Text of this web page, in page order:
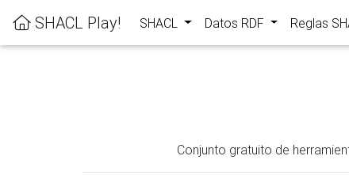
SHACL Play! SHACL Datos RDF Reglas
Conjunto gratuito de